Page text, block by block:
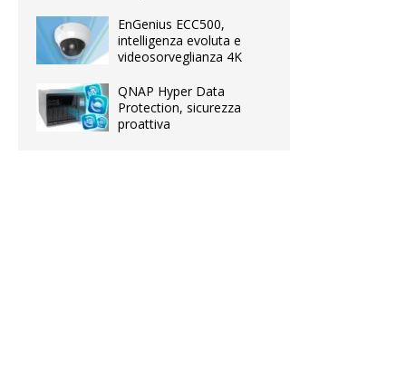
EnGenius ECC500,
intelligenza evoluta e
videosorveglianza 4K
QNAP Hyper Data
Protection, sicurezza
proattiva